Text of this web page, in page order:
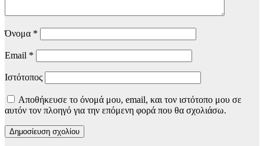
Όνομα *
Email *
Ιστότοπος
Αποθήκευσε το όνομά μου, email, και τον ιστότοπο μου σε
αυτόν τον πλοηγό για την επόμενη φορά που θα σχολιάσω.